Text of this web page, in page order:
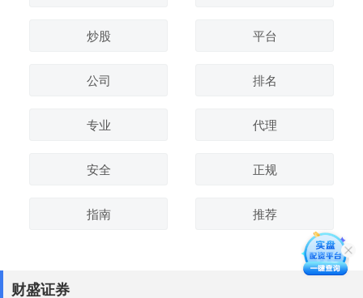
炒股 平台
公司 排名
专业 代理
安全 正规
指南 推荐
财盛证券